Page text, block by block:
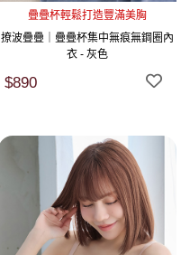
疊疊杯輕鬆打造豐滿美胸
撩波疊疊｜疊疊杯集中無痕無鋼圈內
衣 - 灰色
$890